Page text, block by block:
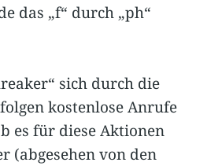
das „f“ durch „ph“
sich durch die
kostenlose Anrufe
es für diese Aktionen
(abgesehen von den